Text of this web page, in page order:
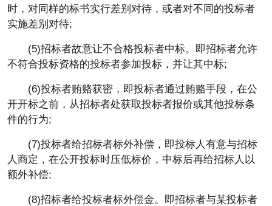
时，对同样的标书实行差别对待，或者对不同的投标者
实施差别对待;
(5)招标者故意让不合格投标者中标。即招标者允许
不符合投标资格的投标者参加投标，并让其中标;
(6)投标者贿赂获密，即投标者通过贿赂手段，在公
开开标之前，从招标者处获取投标者报价或其他投标条
件的行为;
(7)投标者给招标者标外补偿，即投标人有意与招标
人商定，在公开投标时压低标价，中标后再给招标人以
额外补偿;
(8)招标者给投标者标外偿金。即招标者与某投标者